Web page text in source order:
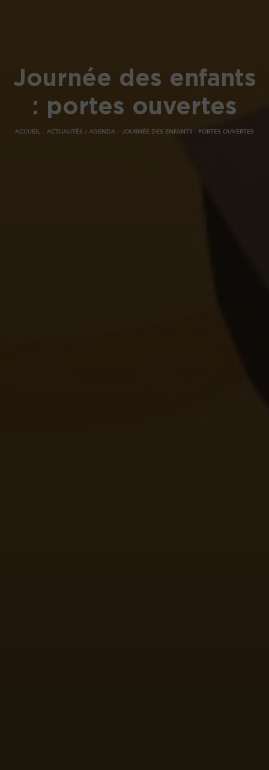
Journée des enfants
: portes ouvertes
ACCUEIL ACTUALITÉS / AGENDA JOURNÉE DES ENFANTS : PORTES OUVERTES